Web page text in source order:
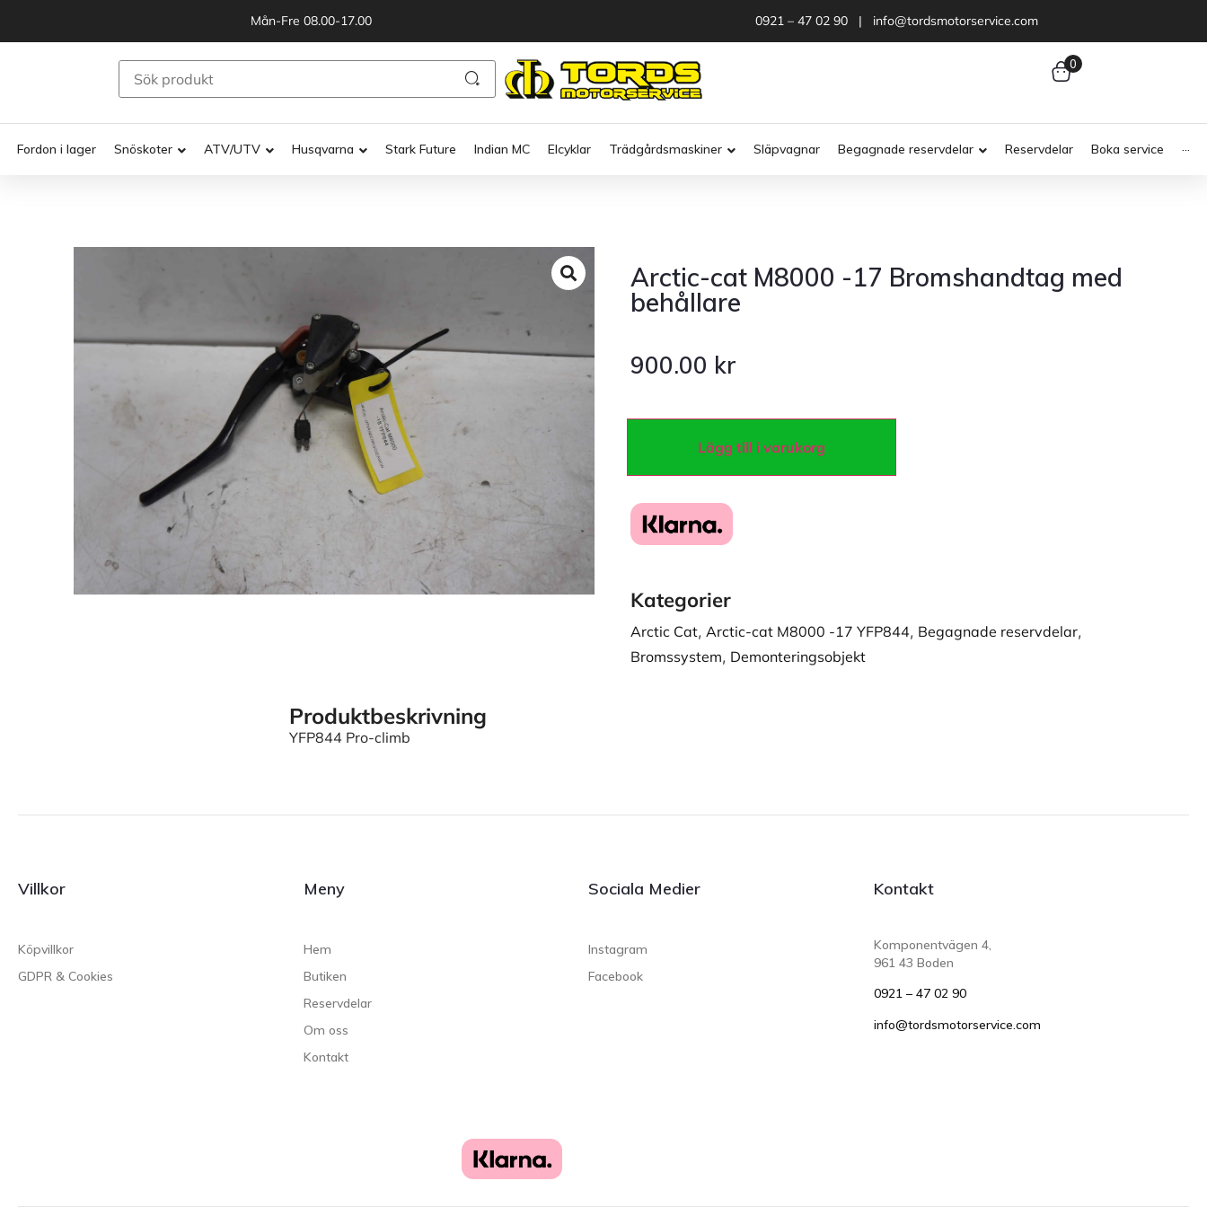
Mån-Fre 08.00-17.00 0921 – 47 02 90 | info@tordsmotorservice.com
0
Fordon i lager Snöskoter ATV/UTV Husqvarna Stark Future Indian MC Elcyklar Trädgårdsmaskiner Släpvagnar Begagnade reservdelar Reservdelar Boka service ···
Arctic-cat M8000 -17 Bromshandtag med
behållare
900.00 kr
Lägg till i varukorg
Kategorier
Arctic Cat, Arctic-cat M8000 -17 YFP844, Begagnade reservdelar,
Bromssystem, Demonteringsobjekt
Produktbeskrivning
YFP844 Pro-climb
Villkor
Köpvillkor
GDPR & Cookies
Meny
Hem
Butiken
Reservdelar
Om oss
Kontakt
Sociala Medier
Instagram
Facebook
Kontakt
Komponentvägen 4,
961 43 Boden
0921 – 47 02 90
info@tordsmotorservice.com